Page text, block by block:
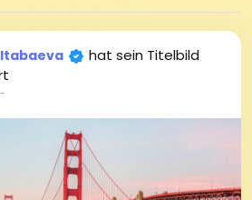
hat sein Titelbild
-